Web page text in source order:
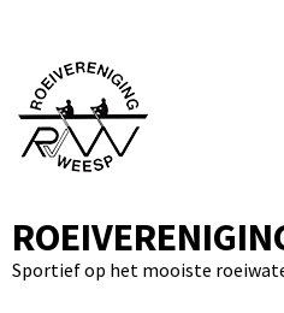
Sportief op het mooiste